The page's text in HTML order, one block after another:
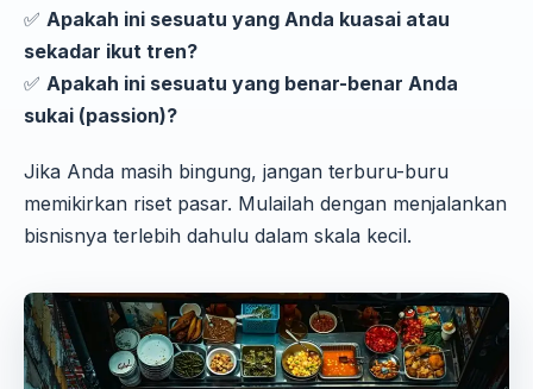
✅ Apakah ini sesuatu yang Anda kuasai atau
sekadar ikut tren?
✅ Apakah ini sesuatu yang benar-benar Anda
sukai (passion)?
Jika Anda masih bingung, jangan terburu-buru
memikirkan riset pasar. Mulailah dengan menjalankan
bisnisnya terlebih dahulu dalam skala kecil.